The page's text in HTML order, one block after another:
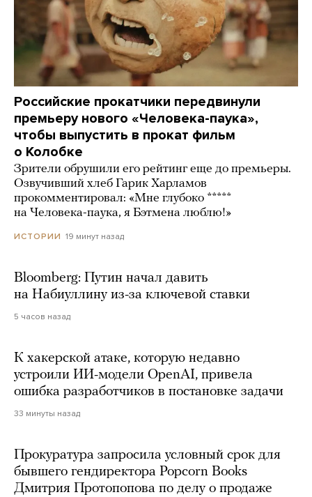
Российские прокатчики передвинули
премьеру нового «Человека-паука»,
чтобы выпустить в прокат фильм
о Колобке
Зрители обрушили его рейтинг еще до премьеры.
Озвучивший хлеб Гарик Харламов
прокомментировал: «Мне глубоко *****
на Человека-паука, я Бэтмена люблю!»
ИСТОРИИ 19 минут назад
Bloomberg: Путин начал давить
на Набиуллину из-за ключевой ставки
5 часов назад
К хакерской атаке, которую недавно
устроили ИИ-модели OpenAI, привела
ошибка разработчиков в постановке задачи
33 минуты назад
Прокуратура запросила условный срок для
бывшего гендиректора Popcorn Books
Дмитрия Протопопова по делу о продаже